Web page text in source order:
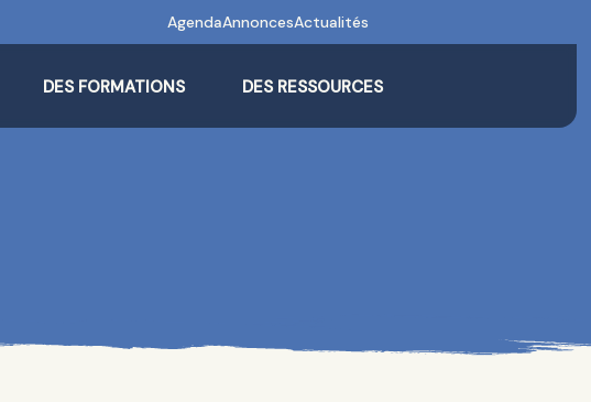
AgendaAnnoncesActualités
DES FORMATIONS DES RESSOURCES